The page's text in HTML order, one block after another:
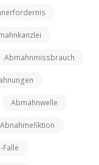
Abmahnmissbrauch
Abmahnwelle
Abnahmefiktion
Falle